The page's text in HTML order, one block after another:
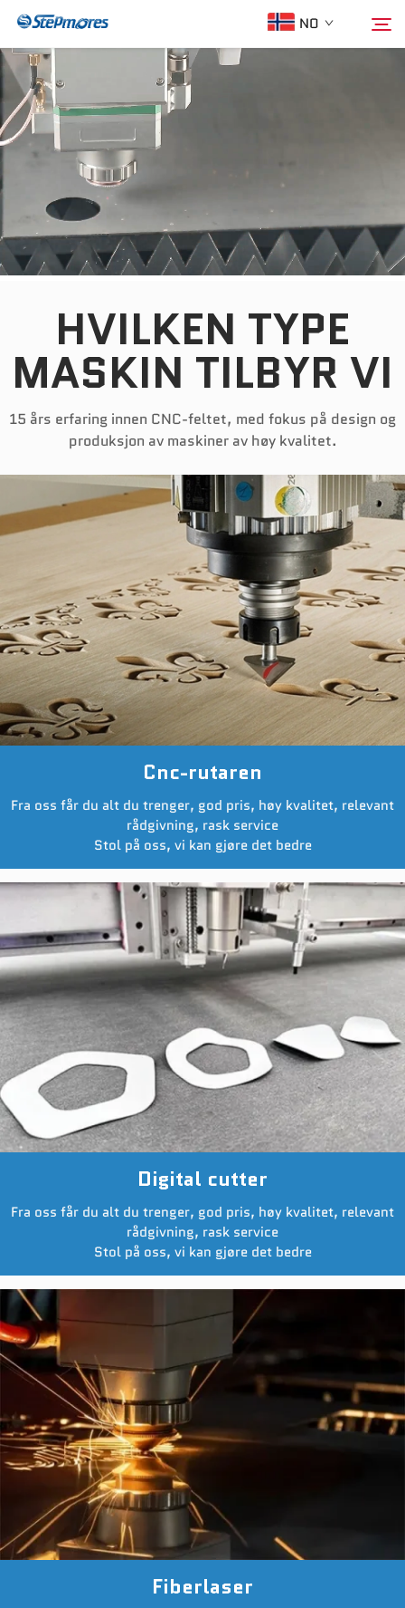
NO
Hjem
Produkter
Veileder
Video
Nyheter
Kontakt Oss
HVILKEN TYPE
MASKIN TILBYR VI
15 års erfaring innen CNC-feltet, med fokus på design og
produksjon av maskiner av høy kvalitet.
Cnc-rutaren
Fra oss får du alt du trenger, god pris, høy kvalitet, relevant
rådgivning, rask service
Stol på oss, vi kan gjøre det bedre
Digital cutter
Fra oss får du alt du trenger, god pris, høy kvalitet, relevant
rådgivning, rask service
Stol på oss, vi kan gjøre det bedre
Fiberlaser